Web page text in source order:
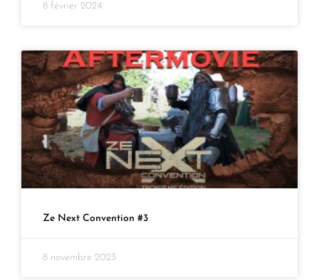
8 février 2024
Ze Next Convention #3
8 novembre 2023